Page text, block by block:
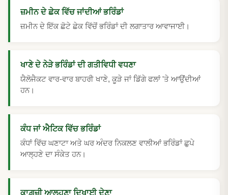
ਜ਼ਮੀਨ ਦੇ ਛੇਕ ਵਿੱਚ ਜਾਂਦੀਆਂ ਭਰਿੰਡਾਂ
ਜ਼ਮੀਨ ਦੇ ਇੱਕ ਛੋਟੇ ਛੇਕ ਵਿੱਚੋਂ ਭਰਿੰਡਾਂ ਦੀ ਲਗਾਤਾਰ ਆਵਾਜਾਈ।
ਖਾਣੇ ਦੇ ਨੇੜੇ ਭਰਿੰਡਾਂ ਦੀ ਗਤੀਵਿਧੀ ਵਧਣਾ
ਯੈਲੋਜੈਕਟ ਵਾਰ-ਵਾਰ ਬਾਹਰੀ ਖਾਣੇ, ਕੂੜੇ ਜਾਂ ਡਿੱਗੇ ਫਲਾਂ 'ਤੇ ਆਉਂਦੀਆਂ
ਹਨ।
ਕੰਧ ਜਾਂ ਐਟਿਕ ਵਿੱਚ ਭਰਿੰਡਾਂ
ਕੰਧਾਂ ਵਿੱਚ ਘਣਾਟਾ ਅਤੇ ਘਰ ਅੰਦਰ ਨਿਕਲਣ ਵਾਲੀਆਂ ਭਰਿੰਡਾਂ ਛੁਪੇ
ਆਲ੍ਹਣੇ ਦਾ ਸੰਕੇਤ ਹਨ।
ਕਾਗ਼ਜ਼ੀ ਆਲ੍ਹਣਾ ਦਿਖਾਈ ਦੇਣਾ